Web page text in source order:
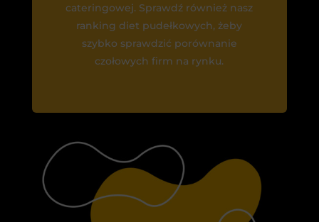
cateringowej. Sprawdź również nasz
ranking diet pudełkowych, żeby
szybko sprawdzić porównanie
czołowych firm na rynku.